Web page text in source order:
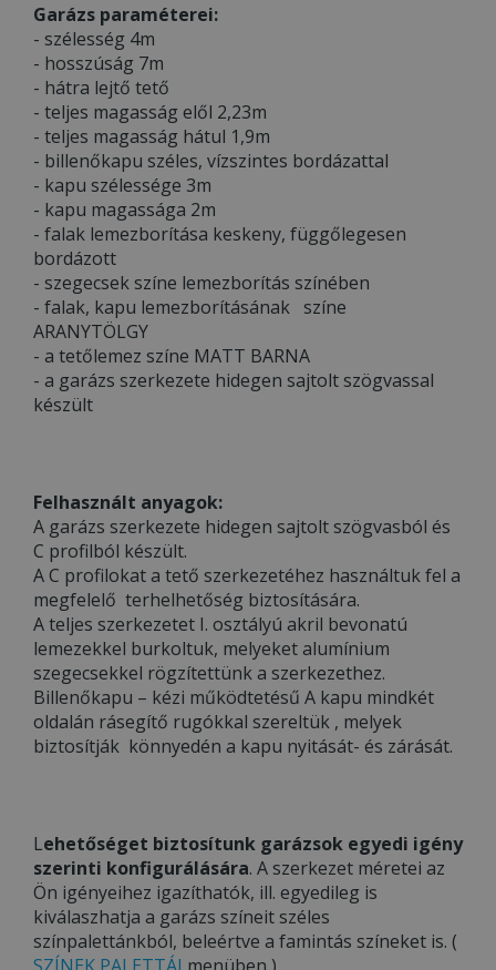
Garázs paraméterei:
- szélesség 4m
- hosszúság 7m
- hátra lejtő tető
- teljes magasság elől 2,23m
- teljes magasság hátul 1,9m
- billenőkapu széles, vízszintes bordázattal
- kapu szélessége 3m
- kapu magassága 2m
- falak lemezborítása keskeny, függőlegesen
bordázott
- szegecsek színe lemezborítás színében
- falak, kapu lemezborításának színe
ARANYTÖLGY
- a tetőlemez színe MATT BARNA
- a garázs szerkezete hidegen sajtolt szögvassal
készült
Felhasznált anyagok:
A garázs szerkezete hidegen sajtolt szögvasból és
C profilból készült.
A C profilokat a tető szerkezetéhez használtuk fel a
megfelelő terhelhetőség biztosítására.
A teljes szerkezetet I. osztályú akril bevonatú
lemezekkel burkoltuk, melyeket alumínium
szegecsekkel rögzítettünk a szerkezethez.
Billenőkapu – kézi működtetésű A kapu mindkét
oldalán rásegítő rugókkal szereltük , melyek
biztosítják könnyedén a kapu nyitását- és zárását.
Lehetőséget biztosítunk garázsok egyedi igény
szerinti konfigurálására. A szerkezet méretei az
Ön igényeihez igazíthatók, ill. egyedileg is
kiválaszhatja a garázs színeit széles
színpalettánkból, beleértve a famintás színeket is. (